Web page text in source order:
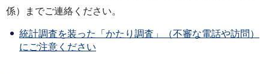
係）までご連絡ください。
統計調査を装った「かたり調査」（不審な電話や訪問）
にご注意ください